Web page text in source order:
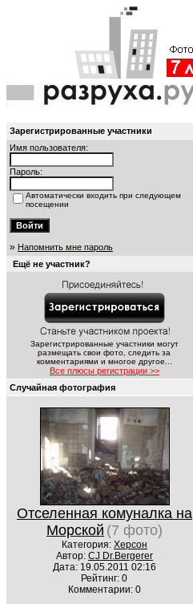
Зарегистрированные участники
Имя пользователя:
Пароль:
Автоматически входить при следующем
посещении
» Напомнить мне пароль
Ещё не участник?
Зарегистрированные участники могут
размещать свои фото, следить за
комментариями и многое другое...
Все плюсы регистрации >>
Случайная фотография
Отселенная комуналка на
Морской (7 фото)
Категория: Херсон
Автор: CJ Dr.Bergerer
Дата: 19.05.2011 02:16
Рейтинг: 0
Комментарии: 0